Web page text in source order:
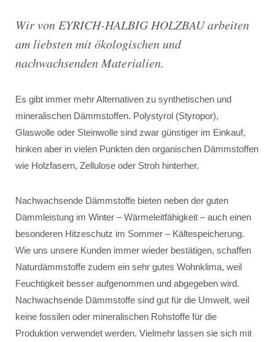
Wir von EYRICH-HALBIG HOLZBAU arbeiten
am liebsten mit ökologischen und
nachwachsenden Materialien.
Es gibt immer mehr Alternativen zu synthetischen und
mineralischen Dämmstoffen. Polystyrol (Styropor),
Glaswolle oder Steinwolle sind zwar günstiger im Einkauf,
hinken aber in vielen Punkten den organischen Dämmstoffen
wie Holzfasern, Zellulose oder Stroh hinterher.
Nachwachsende Dämmstoffe bieten neben der guten
Dämmleistung im Winter – Wärmeleitfähigkeit – auch einen
besonderen Hitzeschutz im Sommer – Kältespeicherung.
Wie uns unsere Kunden immer wieder bestätigen, schaffen
Naturdämmstoffe zudem ein sehr gutes Wohnklima, weil
Feuchtigkeit besser aufgenommen und abgegeben wird.
Nachwachsende Dämmstoffe sind gut für die Umwelt, weil
keine fossilen oder mineralischen Rohstoffe für die
Produktion verwendet werden. Vielmehr lassen sie sich mit